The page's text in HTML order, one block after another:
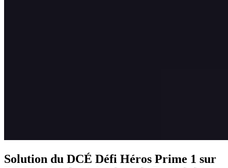
Solution du DCÉ Défi Héros Prime 1 sur